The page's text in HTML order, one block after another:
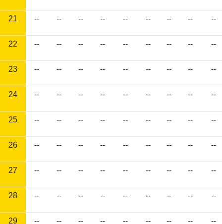
21 -- -- -- -- -- -- -- -- --
22 -- -- -- -- -- -- -- -- --
23 -- -- -- -- -- -- -- -- --
24 -- -- -- -- -- -- -- -- --
25 -- -- -- -- -- -- -- -- --
26 -- -- -- -- -- -- -- -- --
27 -- -- -- -- -- -- -- -- --
28 -- -- -- -- -- -- -- -- --
29 -- -- -- -- -- -- -- -- --